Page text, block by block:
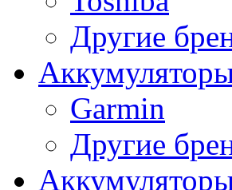
Другие
Garmin
Другие